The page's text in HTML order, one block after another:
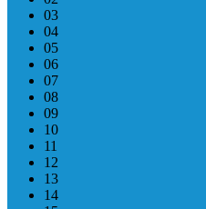
03
04
05
06
07
08
09
10
11
12
13
14